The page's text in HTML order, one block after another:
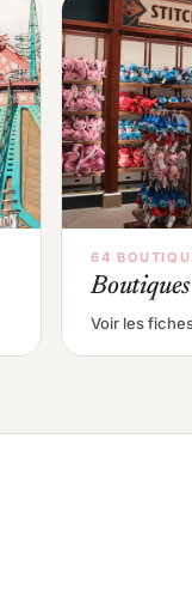
64
Boutiques
Voir les